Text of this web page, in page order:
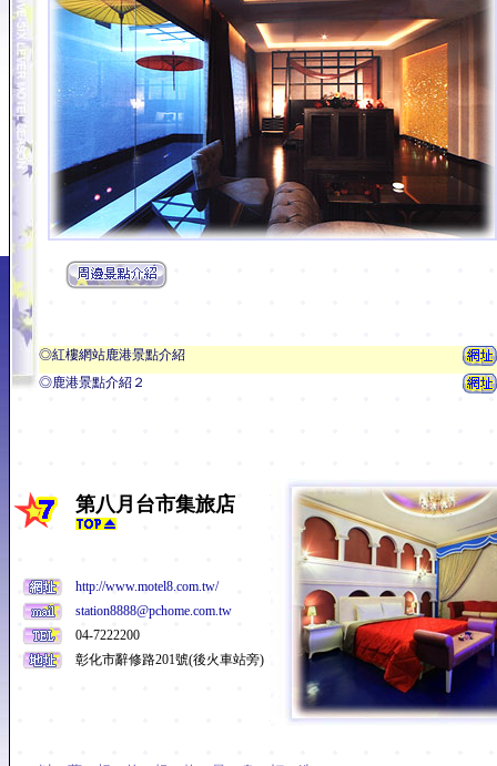
◎紅樓網站鹿港景點介紹
◎鹿港景點介紹２
第八月台市集旅店
http://www.motel8.com.tw/
station8888@pchome.com.tw
04-7222200
彰化市辭修路201號(後火車站旁)